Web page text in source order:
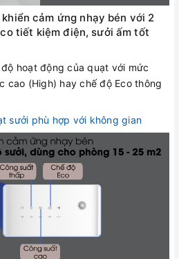
cảm ứng nhạy bén với 2
tiết kiệm điện, sưởi ấm tốt
hoạt động của quạt với mức
cao (High) hay chế độ Eco thông
sưởi phù hợp với không gian